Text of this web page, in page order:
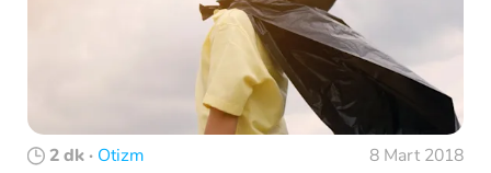
2 dk · Otizm 8 Mart 2018